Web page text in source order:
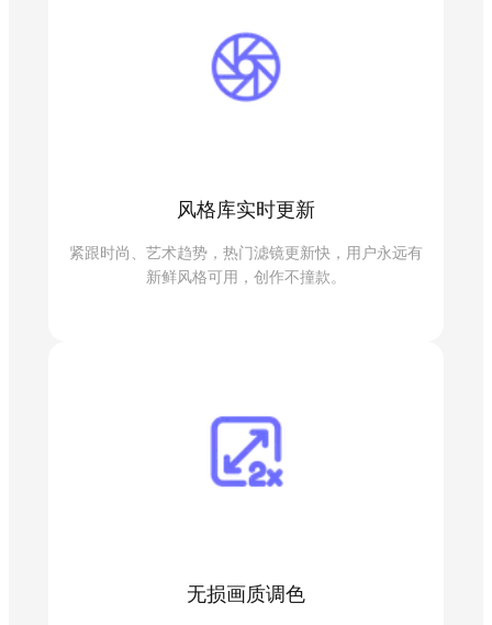
风格库实时更新
紧跟时尚、艺术趋势，热门滤镜更新快，用户永远有
新鲜风格可用，创作不撞款。
无损画质调色